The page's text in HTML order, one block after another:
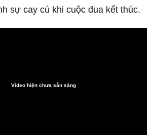
sự cay cú khi cuộc đua kết thúc.
Video hiện chưa sẵn sàng